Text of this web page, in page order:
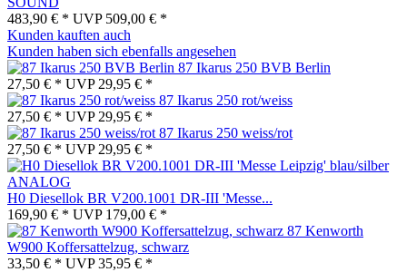
483,90 € * UVP 509,00 € *
Kunden kauften auch
Kunden haben sich ebenfalls angesehen
87 Ikarus 250 BVB Berlin
27,50 € * UVP 29,95 € *
87 Ikarus 250 rot/weiss
27,50 € * UVP 29,95 € *
87 Ikarus 250 weiss/rot
27,50 € * UVP 29,95 € *
H0 Diesellok BR V200.1001 DR-III 'Messe...
169,90 € * UVP 179,00 € *
87 Kenworth
W900 Koffersattelzug, schwarz
33,50 € * UVP35,95 € *